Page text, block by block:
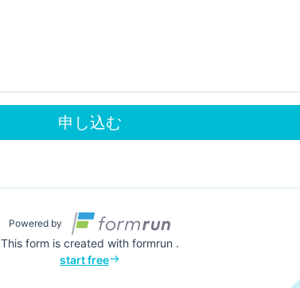
申し込む
Powered by
This form is created with formrun .
start free